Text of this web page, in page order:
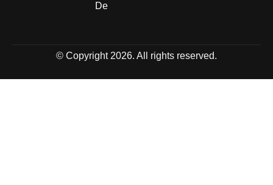
De
© Copyright 2026. All rights reserved.